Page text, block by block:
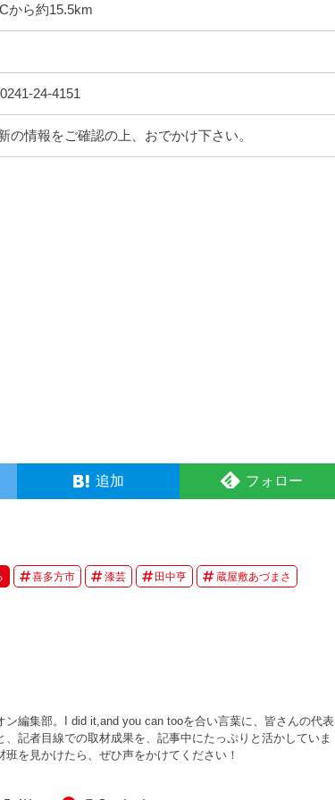
から約15.5km
24-4151
情報をご確認の上、おでかけ下さい。
追加 フォロー
喜多方市 漆芸 田中亨 蔵屋敷あづまさ
ン編集部。I did it,and you can tooを合い言葉に、皆さんの代表
記者目線での取材成果を、記事中にたっぷりと活かしていま
を見かけたら、ぜひ声をかけてください！